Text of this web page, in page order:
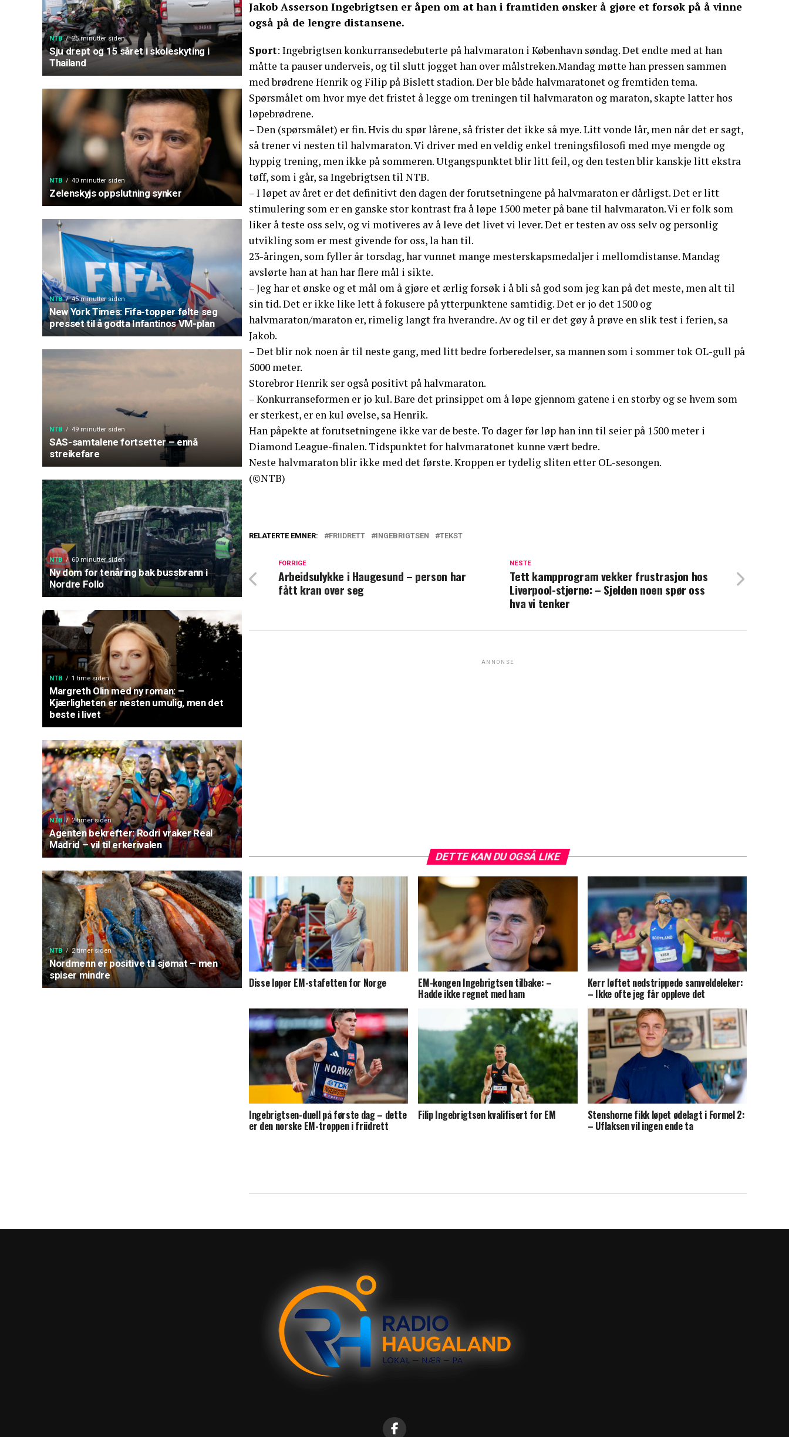
NTB 25 minutter siden
Sju drept og 15 såret i skoleskyting i
Thailand
NTB 40 minutter siden
Zelenskyjs oppslutning synker
NTB 45 minutter siden
New York Times: Fifa-topper følte seg
presset til å godta Infantinos VM-plan
NTB 49 minutter siden
SAS-samtalene fortsetter – ennå
streikefare
NTB 60 minutter siden
Ny dom for tenåring bak bussbrann i
Nordre Follo
NTB 1 time siden
Margreth Olin med ny roman: –
Kjærligheten er nesten umulig, men det
beste i livet
NTB 2 timer siden
Agenten bekrefter: Rodri vraker Real
Madrid – vil til erkerivalen
NTB 2 timer siden
Nordmenn er positive til sjømat – men
spiser mindre
Jakob Asserson Ingebrigtsen er åpen om at han i framtiden ønsker å gjøre et forsøk på å vinne
også på de lengre distansene.
Sport: Ingebrigtsen konkurransedebuterte på halvmaraton i København søndag. Det endte med at han
måtte ta pauser underveis, og til slutt jogget han over målstreken.Mandag møtte han pressen sammen
med brødrene Henrik og Filip på Bislett stadion. Der ble både halvmaratonet og fremtiden tema.
Spørsmålet om hvor mye det fristet å legge om treningen til halvmaraton og maraton, skapte latter hos
løpebrødrene.
– Den (spørsmålet) er fin. Hvis du spør lårene, så frister det ikke så mye. Litt vonde lår, men når det er sagt,
så trener vi nesten til halvmaraton. Vi driver med en veldig enkel treningsfilosofi med mye mengde og
hyppig trening, men ikke på sommeren. Utgangspunktet blir litt feil, og den testen blir kanskje litt ekstra
tøff, som i går, sa Ingebrigtsen til NTB.
– I løpet av året er det definitivt den dagen der forutsetningene på halvmaraton er dårligst. Det er litt
stimulering som er en ganske stor kontrast fra å løpe 1500 meter på bane til halvmaraton. Vi er folk som
liker å teste oss selv, og vi motiveres av å leve det livet vi lever. Det er testen av oss selv og personlig
utvikling som er mest givende for oss, la han til.
23-åringen, som fyller år torsdag, har vunnet mange mesterskapsmedaljer i mellomdistanse. Mandag
avslørte han at han har flere mål i sikte.
– Jeg har et ønske og et mål om å gjøre et ærlig forsøk i å bli så god som jeg kan på det meste, men alt til
sin tid. Det er ikke like lett å fokusere på ytterpunktene samtidig. Det er jo det 1500 og
halvmaraton/maraton er, rimelig langt fra hverandre. Av og til er det gøy å prøve en slik test i ferien, sa
Jakob.
– Det blir nok noen år til neste gang, med litt bedre forberedelser, sa mannen som i sommer tok OL-gull på
5000 meter.
Storebror Henrik ser også positivt på halvmaraton.
– Konkurranseformen er jo kul. Bare det prinsippet om å løpe gjennom gatene i en storby og se hvem som
er sterkest, er en kul øvelse, sa Henrik.
Han påpekte at forutsetningene ikke var de beste. To dager før løp han inn til seier på 1500 meter i
Diamond League-finalen. Tidspunktet for halvmaratonet kunne vært bedre.
Neste halvmaraton blir ikke med det første. Kroppen er tydelig sliten etter OL-sesongen.
(©NTB)
RELATERTE EMNER: FRIIDRETT INGEBRIGTSEN TEKST
NESTE
Tett kampprogram vekker frustrasjon hos
Liverpool-stjerne: – Sjelden noen spør oss
hva vi tenker
FORRIGE
Arbeidsulykke i Haugesund – person har
fått kran over seg
ANNONSE
DETTE KAN DU OGSÅ LIKE
Disse løper EM-stafetten for Norge EM-kongen Ingebrigtsen tilbake: –
Hadde ikke regnet med ham
Kerr løftet nedstrippede samveldeleker:
– Ikke ofte jeg får oppleve det
Ingebrigtsen-duell på første dag – dette
er den norske EM-troppen i friidrett
Filip Ingebrigtsen kvalifisert for EM Stenshorne fikk løpet ødelagt i Formel 2:
– Uflaksen vil ingen ende ta